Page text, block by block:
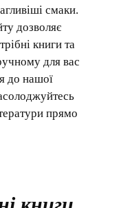
смаки.
дозволяє
книги та
для вас
до нашої
прямо